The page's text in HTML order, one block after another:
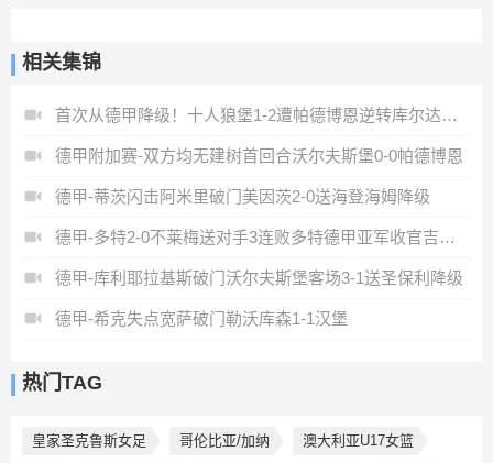
相关集锦
首次从德甲降级！十人狼堡1-2遭帕德博恩逆转库尔达加时赛制胜
德甲附加赛-双方均无建树首回合沃尔夫斯堡0-0帕德博恩
德甲-蒂茨闪击阿米里破门美因茨2-0送海登海姆降级
德甲-多特2-0不莱梅送对手3连败多特德甲亚军收官吉拉西破门
德甲-库利耶拉基斯破门沃尔夫斯堡客场3-1送圣保利降级
德甲-希克失点宽萨破门勒沃库森1-1汉堡
热门TAG
皇家圣克鲁斯女足 哥伦比亚/加纳 澳大利亚U17女篮